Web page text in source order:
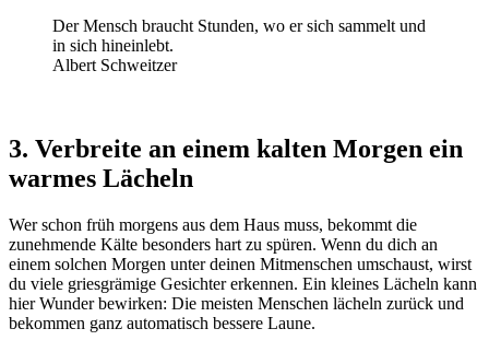
Der Mensch braucht Stunden, wo er sich sammelt und
in sich hineinlebt.
Albert Schweitzer
3. Verbreite an einem kalten Morgen ein
warmes Lächeln
Wer schon früh morgens aus dem Haus muss, bekommt die
zunehmende Kälte besonders hart zu spüren. Wenn du dich an
einem solchen Morgen unter deinen Mitmenschen umschaust, wirst
du viele griesgrämige Gesichter erkennen. Ein kleines Lächeln kann
hier Wunder bewirken: Die meisten Menschen lächeln zurück und
bekommen ganz automatisch bessere Laune.